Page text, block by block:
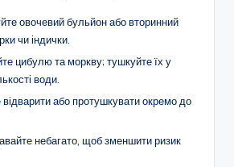
овочевий бульйон або вторинний
чи індички.
цибулю та моркву; тушкуйте їх у
води.
або протушкувати окремо до
небагато, щоб зменшити ризик